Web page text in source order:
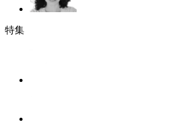
特集